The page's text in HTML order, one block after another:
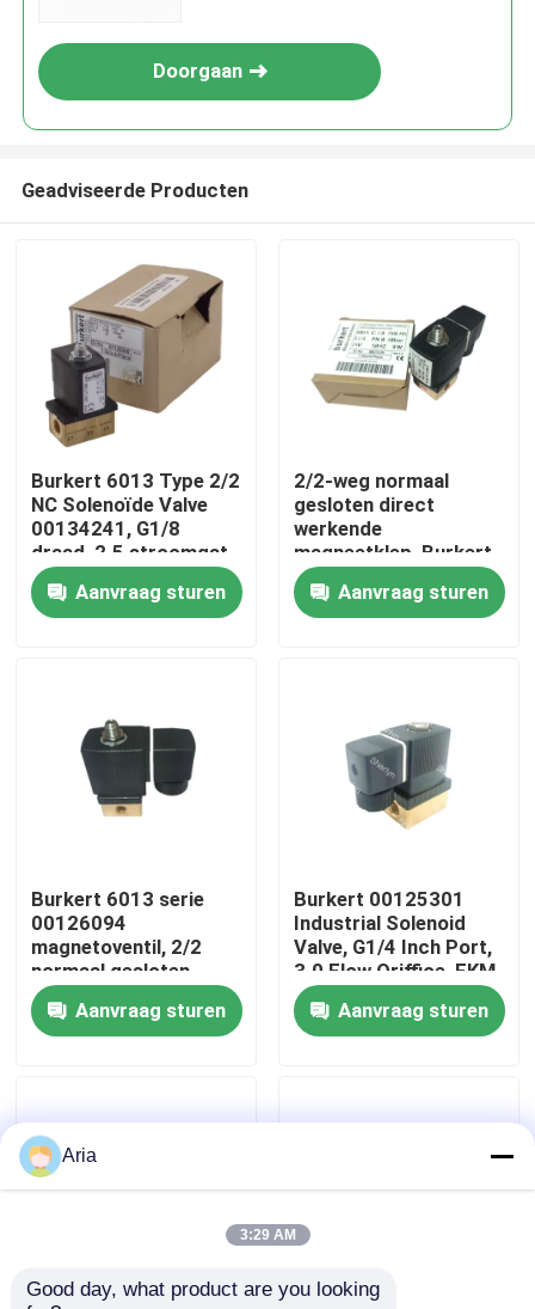
Huis
Video's
fabriekstour
Kwaliteitscontrole
Nieuws
Pneumatische buisbevestigingen
Doorgaan
Geadviseerde Producten
Burkert 6013 Type 2/2
NC Solenoïde Valve
00134241, G1/8
draad, 2.5 stroomgat,
FKM diafragma,
Messing behuizing,
24V wisselstroom,
Aanvraag sturen
2/2-weg normaal
gesloten direct
werkende
magneetklep, Burkert
6013 00126092, G1/8
schroefdraad, 3,0 mm
boring, messing
Aanvraag sturen
Burkert 6013 serie
00126094
magnetoventil, 2/2
normaal gesloten
rechtstreeks werkend
type, G1/8
draadpoort, 3,0 mm
10bar
Aanvraag sturen
Burkert 00125301
Industrial Solenoid
Valve, G1/4 Inch Port,
3.0 Flow Oriffice, FKM
verzegelde messing
behuizing, 24V DC
Power 8W, 0~6bar
Aanvraag sturen
Aria
3:29 AM
Good day, what product are you looking